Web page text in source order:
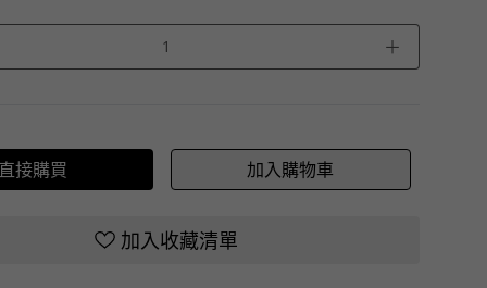
＋
接購買 加入購物車
加入收藏清單